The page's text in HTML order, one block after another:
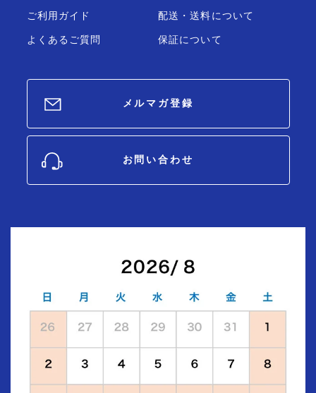
ご利用ガイド
よくあるご質問
配送・送料について
保証について
メルマガ登録
お問い合わせ